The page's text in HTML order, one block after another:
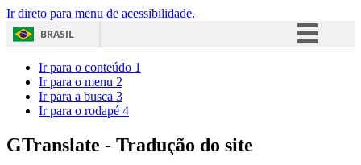
Ir direto para menu de acessibilidade.
BRASIL
Acesso à informação
Ir para o conteúdo 1
Ir para o menu 2
Ir para a busca 3
Ir para o rodapé 4
GTranslate - Tradução do site